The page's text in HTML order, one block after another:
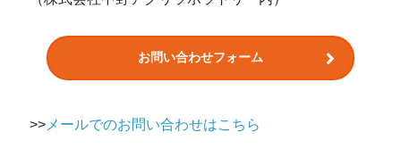
お問い合わせフォーム
>>メールでのお問い合わせはこちら